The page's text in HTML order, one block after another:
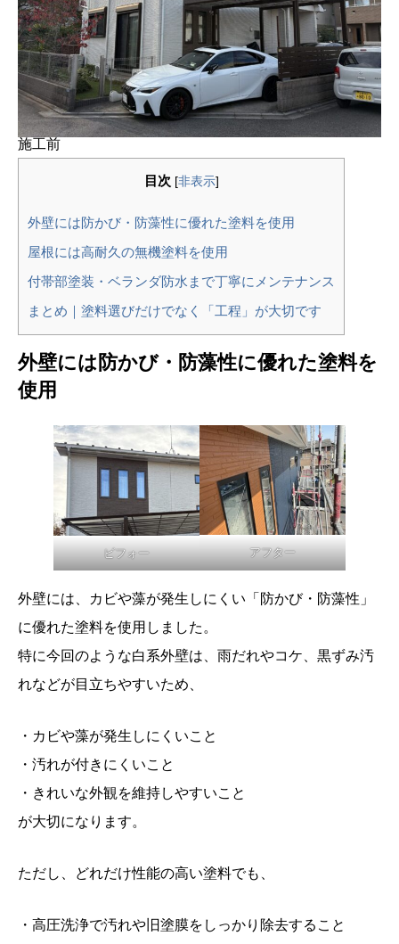
施工前
目次 [非表示]
外壁には防かび・防藻性に優れた塗料を使用
屋根には高耐久の無機塗料を使用
付帯部塗装・ベランダ防水まで丁寧にメンテナンス
まとめ｜塗料選びだけでなく「工程」が大切です
外壁には防かび・防藻性に優れた塗料を
使用
ビフォー アフター
外壁には、カビや藻が発生しにくい「防かび・防藻性」
に優れた塗料を使用しました。
特に今回のような白系外壁は、雨だれやコケ、黒ずみ汚
れなどが目立ちやすいため、
・カビや藻が発生しにくいこと
・汚れが付きにくいこと
・きれいな外観を維持しやすいこと
が大切になります。
ただし、どれだけ性能の高い塗料でも、
・高圧洗浄で汚れや旧塗膜をしっかり除去すること